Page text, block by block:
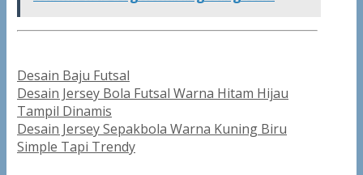
Categories
Desain Baju Futsal
Post
navigation
Desain Jersey Bola Futsal Warna Hitam Hijau
Tampil Dinamis
Desain Jersey Sepakbola Warna Kuning Biru
Simple Tapi Trendy